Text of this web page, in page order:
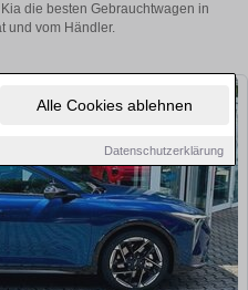
Alle Cookies ablehnen
Datenschutzerklärung
die besten Gebrauchtwagen in
und vom Händler.